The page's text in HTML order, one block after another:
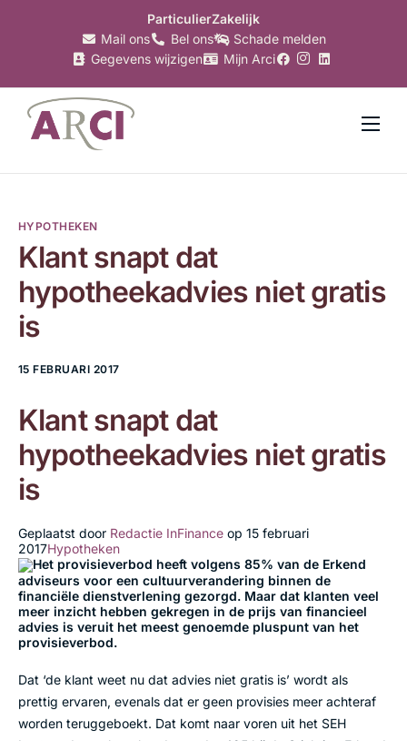
ParticulierZakelijk
Mail ons
Bel ons
Schade melden
Gegevens wijzigen
Mijn Arci
Verzekeringen
Makelaardij
Bankzaken
Belastingzaken
HYPOTHEKEN
Klant snapt dat
hypotheekadvies niet gratis
is
15 FEBRUARI 2017
Klant snapt dat
hypotheekadvies niet gratis
is
Geplaatst door Redactie InFinance op 15 februari
2017Hypotheken
Het provisieverbod heeft volgens 85% van de Erkend
adviseurs voor een cultuurverandering binnen de
financiële dienstverlening gezorgd. Maar dat klanten veel
meer inzicht hebben gekregen in de prijs van financieel
advies is veruit het meest genoemde pluspunt van het
provisieverbod.
Dat ‘de klant weet nu dat advies niet gratis is’ wordt als
prettig ervaren, evenals dat er geen provisies meer achteraf
worden teruggeboekt. Dat komt naar voren uit het SEH